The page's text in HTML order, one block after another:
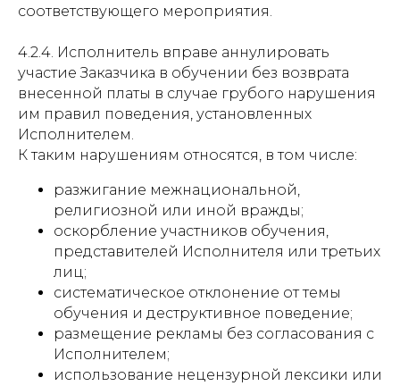
соответствующего мероприятия.
4.2.4. Исполнитель вправе аннулировать
участие Заказчика в обучении без возврата
внесенной платы в случае грубого нарушения
им правил поведения, установленных
Исполнителем.
К таким нарушениям относятся, в том числе:
разжигание межнациональной,
религиозной или иной вражды;
оскорбление участников обучения,
представителей Исполнителя или третьих
лиц;
систематическое отклонение от темы
обучения и деструктивное поведение;
размещение рекламы без согласования с
Исполнителем;
использование нецензурной лексики или